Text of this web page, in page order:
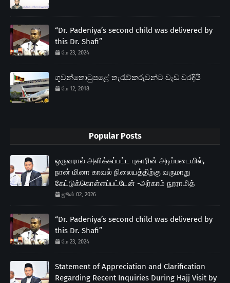
“Dr. Padeniya’s second child was delivered by
this Dr. Shafi”
மே 23, 2024
ගුවන්තොටුපළේ තැරැව්කරුවන්ට වැඩ වරදියි
மே 12, 2018
Popular Posts
ஒருவரால் அளிக்கப்பட்ட புகாரின் அடிப்படையில்,
நான் மினா காவல் நிலையத்திற்கு வருமாறு
கேட்டுக்கொள்ளப்பட்டேன் -அர்காம் நூராமித்
ஜூன் 02, 2026
“Dr. Padeniya’s second child was delivered by
this Dr. Shafi”
மே 23, 2024
Statement of Appreciation and Clarification
Regarding Recent Inquiries During Hajj Visit by